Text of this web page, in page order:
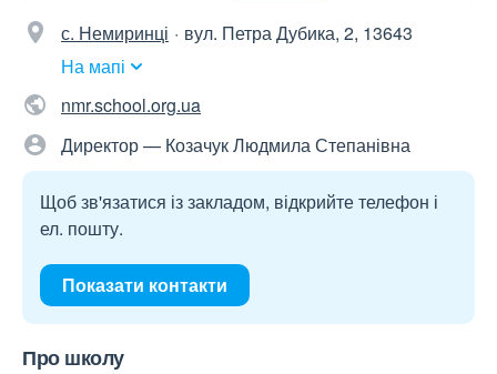
с. Немиринці
вул. Петра Дубика, 2, 13643
На мапі
nmr.school.org.ua
Директор — Козачук Людмила Степанівна
Щоб зв'язатися із закладом, відкрийте телефон і
ел. пошту.
Показати контакти
Про школу